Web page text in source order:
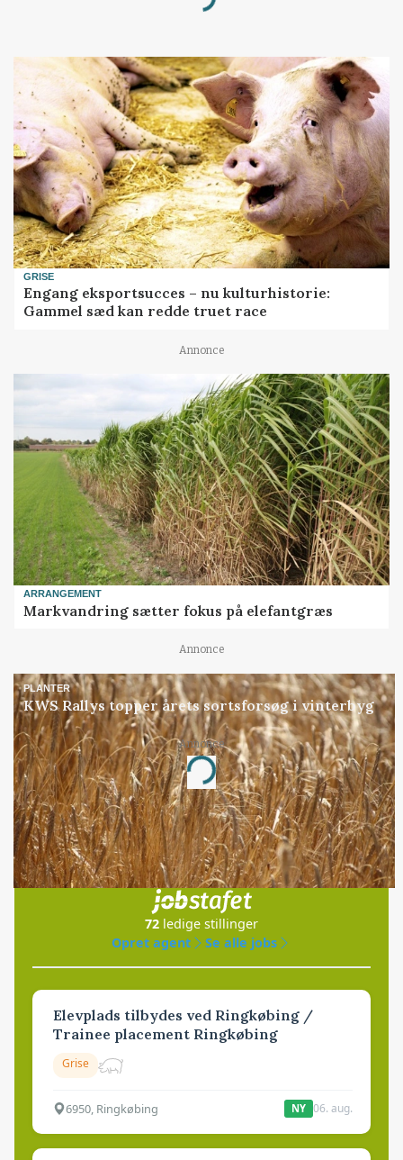
Loading...
GRISE
Engang eksportsucces – nu kulturhistorie:
Gammel sæd kan redde truet race
Annonce
ARRANGEMENT
Markvandring sætter fokus på elefantgræs
Annonce
PLANTER
KWS Rallys topper årets sortsforsøg i vinterbyg
Annonce
Loading...
Jobs
i samarbejde med
72 ledige stillinger
Opret agent
Se alle jobs
Elevplads tilbydes ved Ringkøbing /
Trainee placement Ringkøbing
Grise
6950, Ringkøbing NY 06. aug.